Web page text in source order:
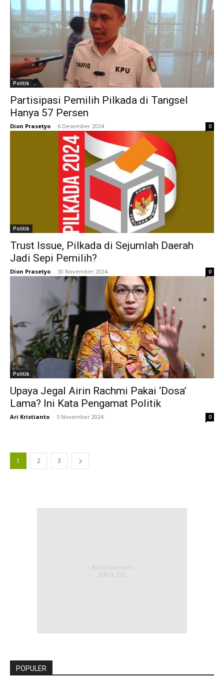
Politik
Partisipasi Pemilih Pilkada di Tangsel
Hanya 57 Persen
Dion Prasetyo - 6 Desember 2024 0
Politik
Trust Issue, Pilkada di Sejumlah Daerah
Jadi Sepi Pemilih?
Dion Prasetyo - 30 November 2024 0
Politik
Upaya Jegal Airin Rachmi Pakai ‘Dosa’
Lama? Ini Kata Pengamat Politik
Ari Kristianto - 5 November 2024 0
1 2 3
POPULER